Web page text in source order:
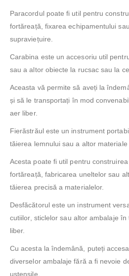
Paracordul poate fi util pentru
fortăreață, fixarea echipamentului
supraviețuire.
Carabina este un accesoriu util
sau a altor obiecte la rucsac sau la
Aceasta vă permite să aveți la
și să le transportați în mod
aer liber.
Fierăstrăul este un instrument
tăierea lemnului sau a altor materiale
Acesta poate fi util pentru
fortăreață, fabricarea uneltelor sau
tăierea precisă a materialelor.
Desfăcătorul este un instrument
cutiilor, sticlelor sau altor ambalaje
liber.
Cu acesta la îndemână, puteți
diverselor ambalaje fără a fi nevoie
ustensile.